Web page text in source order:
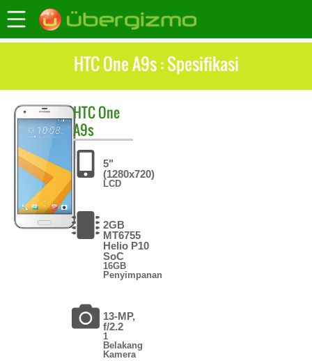
HTC One A9s : Spesifikasi
HTCOne
A9s
5"
(1280x720)
LCD
2GB
MT6755
Helio P10
SoC
16GB
Penyimpanan
13-MP,
f/2.2
1
Belakang
Kamera